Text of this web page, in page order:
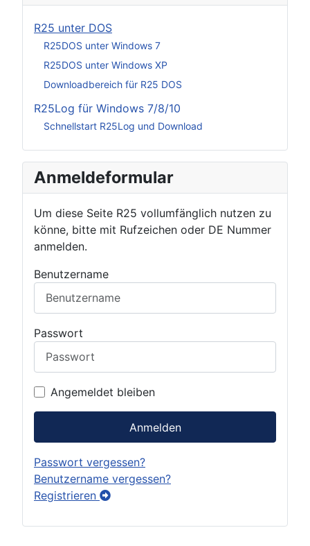
R25 unter DOS
R25DOS unter Windows 7
R25DOS unter Windows XP
Downloadbereich für R25 DOS
R25Log für Windows 7/8/10
Schnellstart R25Log und Download
Anmeldeformular
Um diese Seite R25 vollumfänglich nutzen zu
könne, bitte mit Rufzeichen oder DE Nummer
anmelden.
Benutzername
Passwort
Angemeldet bleiben
Anmelden
Passwort vergessen?
Benutzername vergessen?
Registrieren